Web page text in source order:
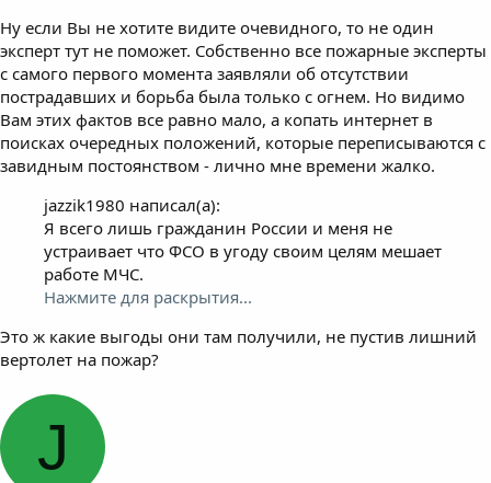
Ну если Вы не хотите видите очевидного, то не один
эксперт тут не поможет. Собственно все пожарные эксперты
с самого первого момента заявляли об отсутствии
пострадавших и борьба была только с огнем. Но видимо
Вам этих фактов все равно мало, а копать интернет в
поисках очередных положений, которые переписываются с
завидным постоянством - лично мне времени жалко.
jazzik1980 написал(а):
Я всего лишь гражданин России и меня не
устраивает что ФСО в угоду своим целям мешает
работе МЧС.
Нажмите для раскрытия...
Это ж какие выгоды они там получили, не пустив лишний
вертолет на пожар?
J